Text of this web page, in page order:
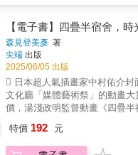
再向天空發問，只為了再也不
後悔——
晚餐。因為是外行人做的菜，就
上寫的，「有時可能不怎麼好吃
固定成員，偶爾也會有人誤打誤
想成為配音員的女孩、固執嘮叨
和父母感情疏離的小學生……角
力，凡是來過，便會一再回訪
天天報到的田上太太來說，這
子離家帶來的巨大空虛，只要來
就會有人開開心心地吃著她做的
【電子書】四疊半宿舍，時
森見登美彥 著
尖端 出版
2025/06/05 出版
 日本超人氣插畫家中村佑介封
文化廳「媒體藝術祭」的動畫
價，湯淺政明監督動畫《四疊半
十二日，「我」因為空調遙控器
這時他的面前出現一台時光機。
特價 192 元